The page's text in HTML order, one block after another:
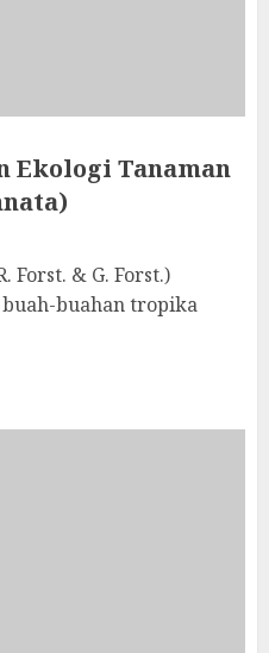
Ekologi Tanaman
Forst. & G. Forst.)
buahan tropika